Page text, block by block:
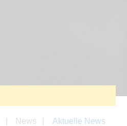
News Aktuelle News